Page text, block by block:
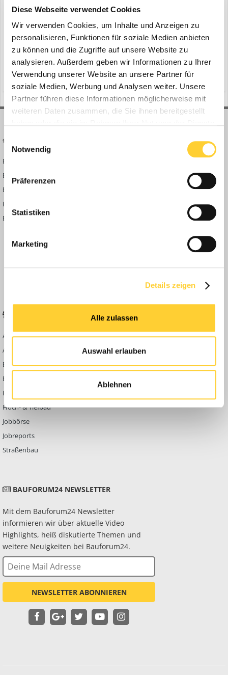
Diese Webseite verwendet Cookies
Wir verwenden Cookies, um Inhalte und Anzeigen zu
personalisieren, Funktionen für soziale Medien anbieten
zu können und die Zugriffe auf unsere Website zu
analysieren. Außerdem geben wir Informationen zu Ihrer
Verwendung unserer Website an unsere Partner für
soziale Medien, Werbung und Analysen weiter. Unsere
Partner führen diese Informationen möglicherweise mit
weiteren Daten zusammen, die Sie ihnen bereitgestellt
Einwilligungsauswahl
Notwendig
Präferenzen
Statistiken
Marketing
Details zeigen
Alle zulassen
Auswahl erlauben
Ablehnen
ein Thema erstellte Bauforum24 inNews aus der
Colmar (Frankreich), 18.02.2021 – Die Partnerschaft zwischen
Liebherr und Leica Geosystems ermöglicht es Liebherr-Kunden,
Raupenbagger und Mobilbagger der Generation 6 und 8 optional
mit einer werkseitig eingebauten 2D- und 3D-Maschinensteuerung
zu erwerben. Erster Kunde, der von dieser Zusammenarbe...
19. Februar 2021
baustelle liebherr-maschine (und 12 weitere)
Bauforum24 News
Bauforum24 TV
BF24 Mediathek
BF24 Fotostrecken
Bauforum Shop
Abbruch
Ausbildung & Beruf
Bau Allgemein
Baumaschinen
Berg- & Tagebau
Hoch- & Tiefbau
Jobbörse
Jobreports
Straßenbau
KONTAKT
Werben auf
Bauforum24
Datenschutzerklärung
BAUFORUM24 NEWSLETTER
Mit dem Bauforum24 Newsletter
informieren wir über aktuelle Video
Highlights, heiß diskutierte Themen und
weitere Neuigkeiten bei Bauforum24.
NEWSLETTER ABONNIEREN